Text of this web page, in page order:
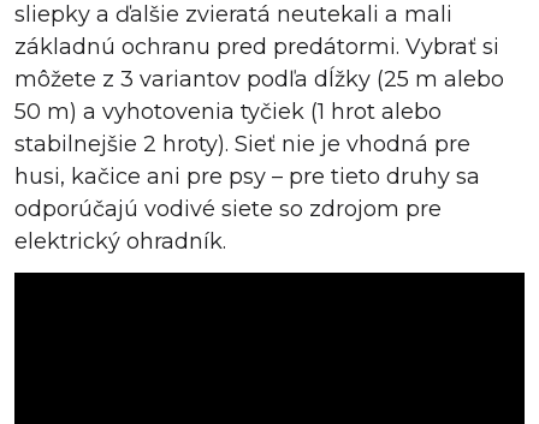
sliepky a ďalšie zvieratá neutekali a mali
základnú ochranu pred predátormi. Vybrať si
môžete z 3 variantov podľa dĺžky (25 m alebo
50 m) a vyhotovenia tyčiek (1 hrot alebo
stabilnejšie 2 hroty). Sieť nie je vhodná pre
husi, kačice ani pre psy – pre tieto druhy sa
odporúčajú vodivé siete so zdrojom pre
elektrický ohradník.